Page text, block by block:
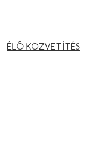
ÉLŐ KÖZVETÍTÉS